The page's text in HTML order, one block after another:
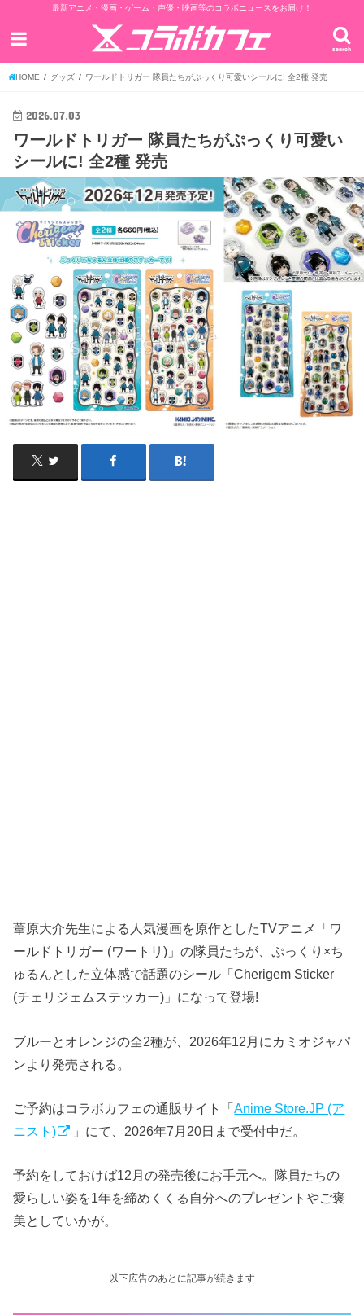
最新アニメ・漫画・ゲーム・声優・映画等のコラボニュースをお届け！
search
HOME グッズ ワールドトリガー 隊員たちがぷっくり可愛いシールに! 全2種 発売
2026.07.03
ワールドトリガー 隊員たちがぷっくり可愛い
シールに! 全2種 発売
葦原大介先生による人気漫画を原作としたTVアニメ「ワ
ールドトリガー (ワートリ)」の隊員たちが、ぷっくり×ち
ゅるんとした立体感で話題のシール「Cherigem Sticker
(チェリジェムステッカー)」になって登場!
ブルーとオレンジの全2種が、2026年12月にカミオジャパ
ンより発売される。
ご予約はコラボカフェの通販サイト「Anime Store.JP (ア
ニスト)
」にて、2026年7月20日まで受付中だ。
予約をしておけば12月の発売後にお手元へ。隊員たちの
愛らしい姿を1年を締めくくる自分へのプレゼントやご褒
美としていかが。
以下広告のあとに記事が続きます